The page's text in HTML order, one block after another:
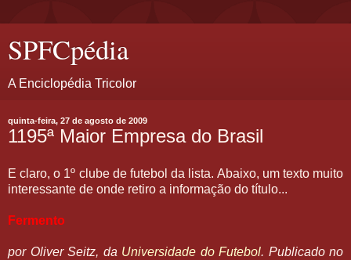
SPFCpédia
A Enciclopédia Tricolor
quinta-feira, 27 de agosto de 2009
1195ª Maior Empresa do Brasil
E claro, o 1º clube de futebol da lista. Abaixo, um texto muito
interessante de onde retiro a informação do título...
Fermento
por Oliver Seitz, da Universidade do Futebol. Publicado no